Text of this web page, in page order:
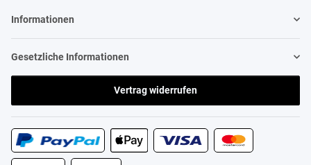
Informationen
Gesetzliche Informationen
Vertrag widerrufen